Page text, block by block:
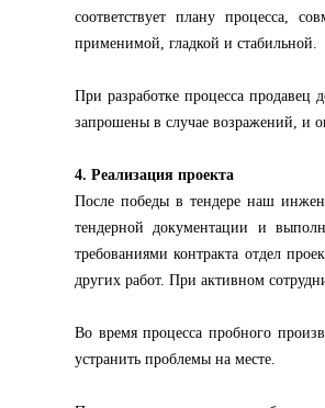
соответствует плану процесса,
применимой, гладкой и стабильной.
При разработке процесса
запрошены в случае возражений, и
4. Реализация проекта
После победы в тендере наш
тендерной документации и
требованиями контракта отдел
других работ. При активном
Во время процесса пробного
устранить проблемы на месте.